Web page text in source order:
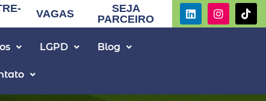
VAGAS
SEJA
PARCEIRO
LGPD Blog